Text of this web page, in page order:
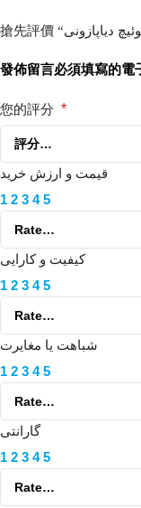
發佈留言必須填寫的電
您的評分 *
قیمت و ارزش خرید
1 2 3 4 5
کیفیت و کارایی
1 2 3 4 5
شباهت یا مغایرت
1 2 3 4 5
گارانتی
1 2 3 4 5